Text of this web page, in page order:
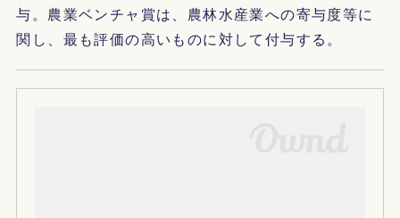
与。農業ベンチャ賞は、農林水産業への寄与度等に
関し、最も評価の高いものに対して付与する。